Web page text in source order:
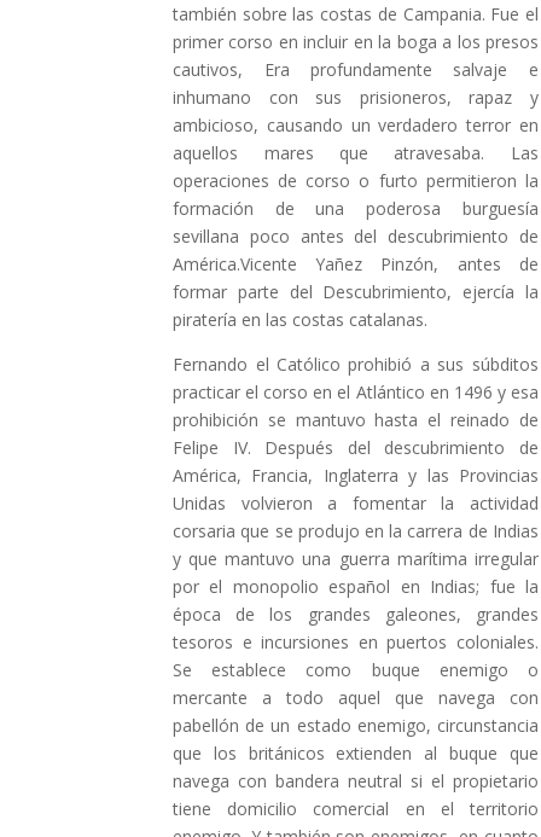
también sobre las costas de Campania. Fue el
primer corso en incluir en la boga a los presos
cautivos, Era profundamente salvaje e
inhumano con sus prisioneros, rapaz y
ambicioso, causando un verdadero terror en
aquellos mares que atravesaba. Las
operaciones de corso o furto permitieron la
formación de una poderosa burguesía
sevillana poco antes del descubrimiento de
América.Vicente Yañez Pinzón, antes de
formar parte del Descubrimiento, ejercía la
piratería en las costas catalanas.
Fernando el Católico prohibió a sus súbditos
practicar el corso en el Atlántico en 1496 y esa
prohibición se mantuvo hasta el reinado de
Felipe IV. Después del descubrimiento de
América, Francia, Inglaterra y las Provincias
Unidas volvieron a fomentar la actividad
corsaria que se produjo en la carrera de Indias
y que mantuvo una guerra marítima irregular
por el monopolio español en Indias; fue la
época de los grandes galeones, grandes
tesoros e incursiones en puertos coloniales.
Se establece como buque enemigo o
mercante a todo aquel que navega con
pabellón de un estado enemigo, circunstancia
que los británicos extienden al buque que
navega con bandera neutral si el propietario
tiene domicilio comercial en el territorio